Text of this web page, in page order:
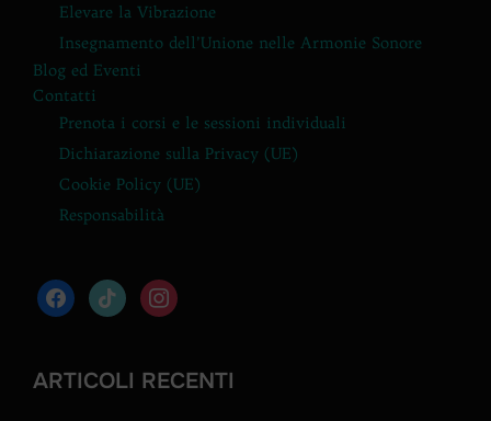
Elevare la Vibrazione
Insegnamento dell’Unione nelle Armonie Sonore
Blog ed Eventi
Contatti
Prenota i corsi e le sessioni individuali
Dichiarazione sulla Privacy (UE)
Cookie Policy (UE)
Responsabilità
facebooktiktok instagram
ARTICOLI RECENTI